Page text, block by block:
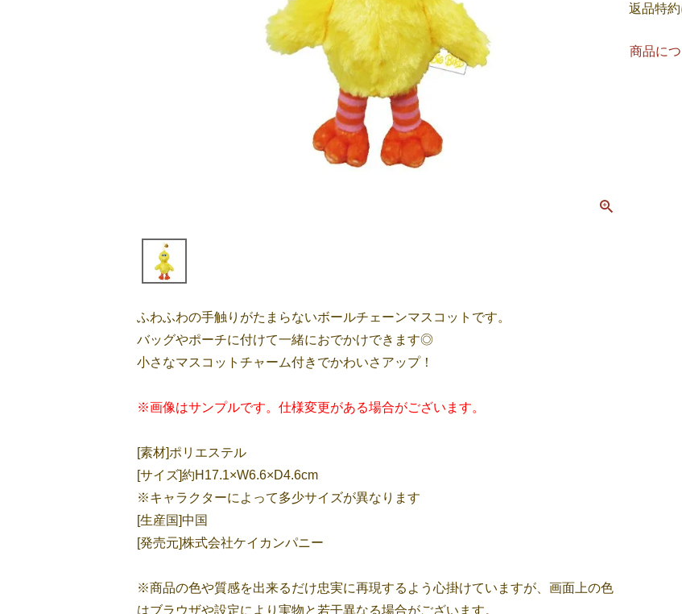
返品特
商品に
ふわふわの手触りがたまらないボールチェーンマスコットです。
バッグやポーチに付けて一緒におでかけできます◎
小さなマスコットチャーム付きでかわいさアップ！
※画像はサンプルです。仕様変更がある場合がございます。
[素材]ポリエステル
[サイズ]約H17.1×W6.6×D4.6cm
※キャラクターによって多少サイズが異なります
[生産国]中国
[発売元]株式会社ケイカンパニー
※商品の色や質感を出来るだけ忠実に再現するよう心掛けていますが、画面上の色
はブラウザや設定により実物と若干異なる場合がございます。